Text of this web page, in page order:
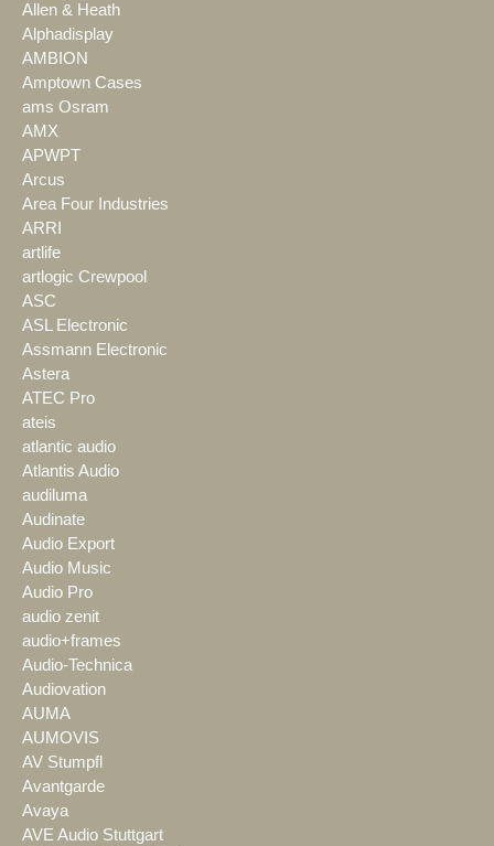
Allen & Heath
Alphadisplay
AMBION
Amptown Cases
ams Osram
AMX
APWPT
Arcus
Area Four Industries
ARRI
artlife
artlogic Crewpool
ASC
ASL Electronic
Assmann Electronic
Astera
ATEC Pro
ateis
atlantic audio
Atlantis Audio
audiluma
Audinate
Audio Export
Audio Music
Audio Pro
audio zenit
audio+frames
Audio-Technica
Audiovation
AUMA
AUMOVIS
AV Stumpfl
Avantgarde
Avaya
AVE Audio Stuttgart